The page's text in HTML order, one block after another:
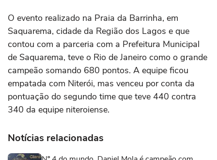
O evento realizado na Praia da Barrinha, em
Saquarema, cidade da Região dos Lagos e que
contou com a parceria com a Prefeitura Municipal
de Saquarema, teve o Rio de Janeiro como o grande
campeão somando 680 pontos. A equipe ficou
empatada com Niterói, mas venceu por conta da
pontuação do segundo time que teve 440 contra
340 da equipe niteroiense.
Notícias relacionadas